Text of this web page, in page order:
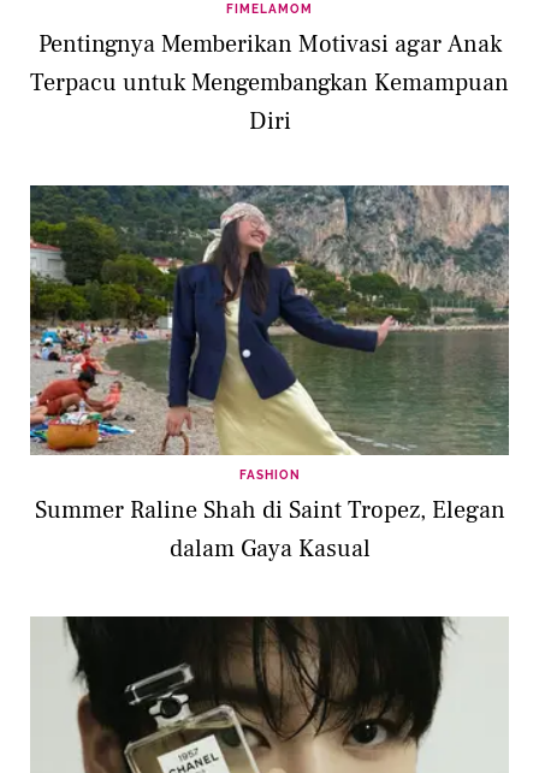
FIMELAMOM
Pentingnya Memberikan Motivasi agar Anak
Terpacu untuk Mengembangkan Kemampuan
Diri
FASHION
Summer Raline Shah di Saint Tropez, Elegan
dalam Gaya Kasual